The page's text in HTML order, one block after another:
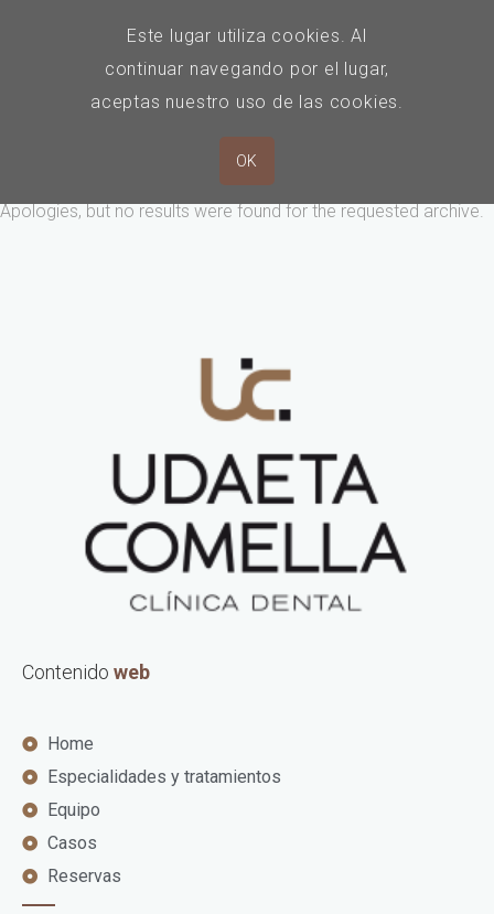
Apologies, but no results were found for the requested archive.
Contenido web
Home
Especialidades y tratamientos
Equipo
Casos
Reservas
Este lugar utiliza cookies. Al
continuar navegando por el lugar,
aceptas nuestro uso de las cookies.
OK